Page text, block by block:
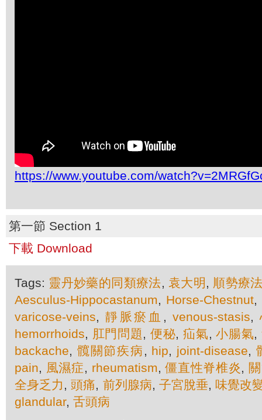
https://www.youtube.com/
第一節 Section 1
下載 Download
Tags: 靈丹妙藥的同類療法, 袁大明 , 順勢療
Aesculus-Hippocastanum, Horse-Chestnut,
varicose-veins, 靜脈瘀血 , venous-stasis,
hemorrhoids, 肛門問題,便秘,疝氣,小腸氣,
backache, 髖關節疾病 , hip, joint-disease,
pain, 風濕症, rheumatism,僵直性脊椎炎,
全身乏力 ,頭痛, 前列腺病, 子宮脫垂, 味覺改
glandular, 舌頭病